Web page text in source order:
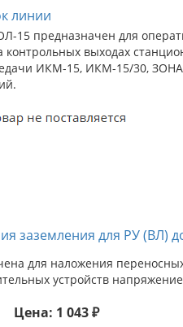
линии
15 предназначен для
контрольных выходах
ИКМ-15, ИКМ-15/30,
заземления для РУ (ВЛ)
для наложения
устройств
Цена: 1 043 ₽